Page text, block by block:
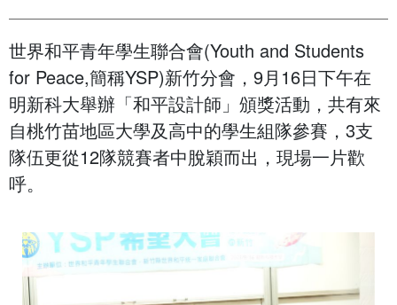
世界和平青年學生聯合會(Youth and Students
for Peace,簡稱YSP)新竹分會，9月16日下午在
明新科大舉辦「和平設計師」頒獎活動，共有來
自桃竹苗地區大學及高中的學生組隊參賽，3支
隊伍更從12隊競賽者中脫穎而出，現場一片歡
呼。